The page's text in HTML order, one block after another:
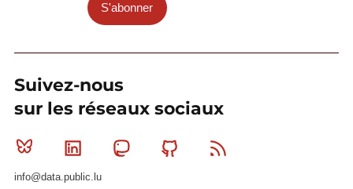
S'abonner
Suivez-nous
sur les réseaux sociaux
Bluesky Linkedin MastodonGithub
info@data.public.lu